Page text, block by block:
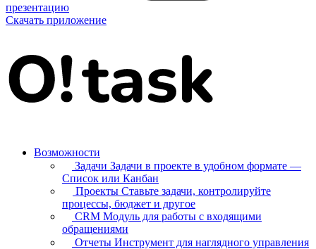
презентацию
Скачать приложение
Возможности
Задачи Задачи в проекте в удобном формате —
Список или Канбан
Проекты Ставьте задачи, контролируйте
процессы, бюджет и другое
CRM Модуль для работы с входящими
обращениями
Отчеты Инструмент для наглядного управления